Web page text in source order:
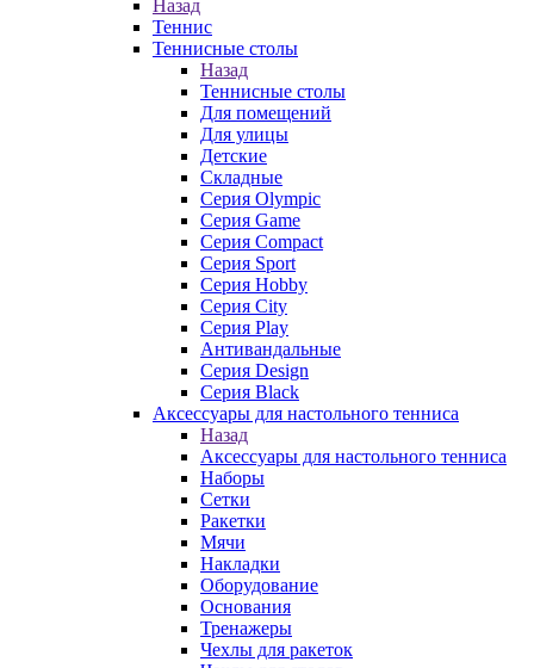
Назад
Теннис
Теннисные столы
Назад
Теннисные столы
Для помещений
Для улицы
Детские
Складные
Серия Olympic
Серия Game
Серия Compact
Серия Sport
Серия Hobby
Серия City
Серия Play
Антивандальные
Серия Design
Серия Black
Аксессуары для настольного тенниса
Назад
Аксессуары для настольного тенниса
Наборы
Сетки
Ракетки
Мячи
Накладки
Оборудование
Основания
Тренажеры
Чехлы для ракеток